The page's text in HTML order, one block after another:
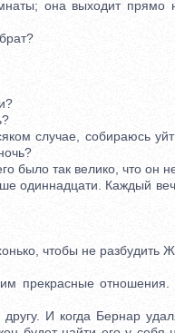
она выходит прямо
случае, собираюсь
было так велико, что он
одиннадцати. Каждый
чтобы не разбудить
отношения.
И когда Бернар